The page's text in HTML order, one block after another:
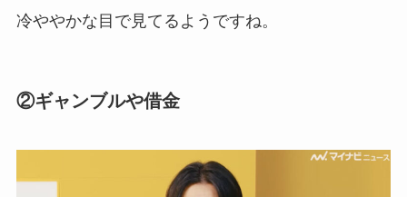
冷ややかな目で見てるようですね。
②ギャンブルや借金